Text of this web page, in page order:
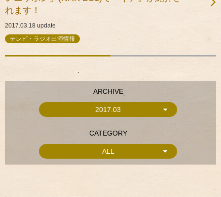
れます！
2017.03.18 update
テレビ・ラジオ出演情報
ARCHIVE
2017.03
CATEGORY
ALL